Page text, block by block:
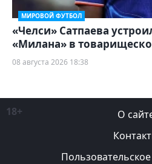
МИРОВОЙ ФУТБОЛ
«Челси» Сатпаева
«Милана» в
08 августа 2026 18:38
18+
О